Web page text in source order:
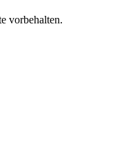
vorbehalten.